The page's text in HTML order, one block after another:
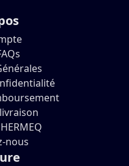
nous